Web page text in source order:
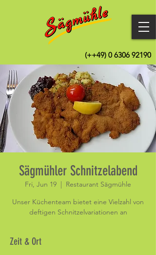
(++49) 0 6306 92190
Sägmühler Schnitzelabend
Fri, Jun 19
  |
Restaurant Sägmühle
Unser Küchenteam bietet eine Vielzahl von
deftigen Schnitzelvariationen an
Zeit & Ort